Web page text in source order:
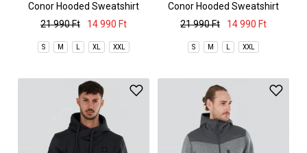
Conor Hooded Sweatshirt
21 990 Ft
14 990 Ft
S M L XL XXL
Conor Hooded Sweatshirt
21 990 Ft
14 990 Ft
S M L XXL